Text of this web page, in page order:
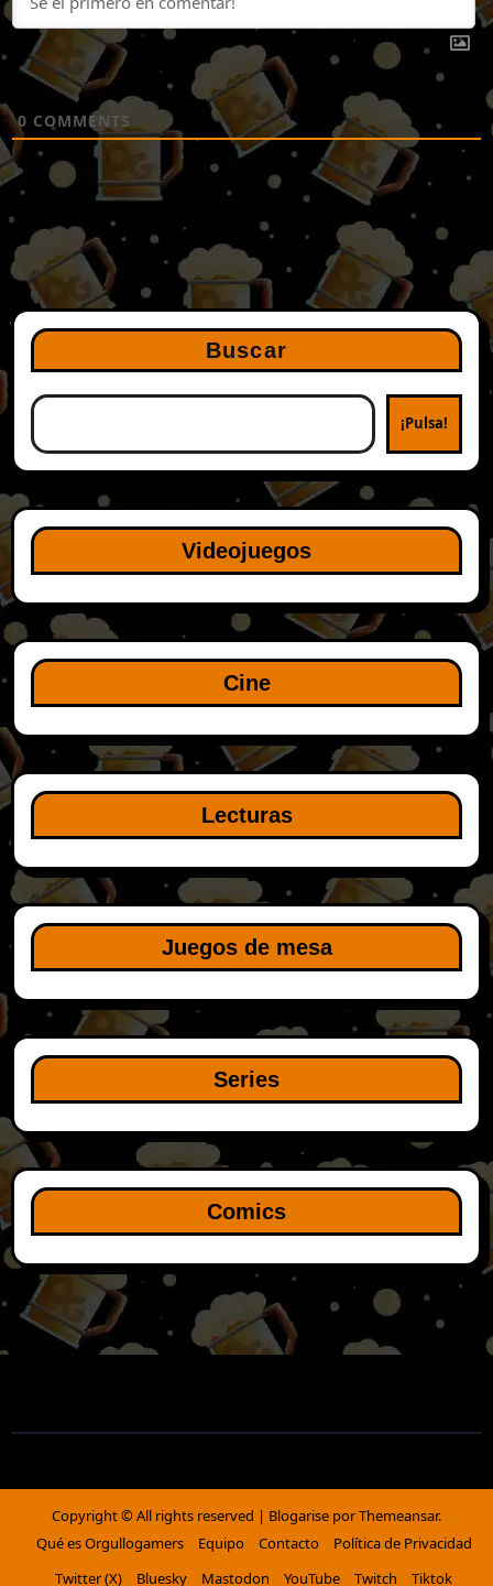
0 COMMENTS
Buscar
¡Pulsa!
Videojuegos
Cine
Lecturas
Juegos de mesa
Series
Comics
Copyright © All rights reserved | Blogarise porThemeansar.
Qué es Orgullogamers
Equipo Contacto
Política de Privacidad
Twitter (X)
Bluesky Mastodon YouTube Twitch Tiktok